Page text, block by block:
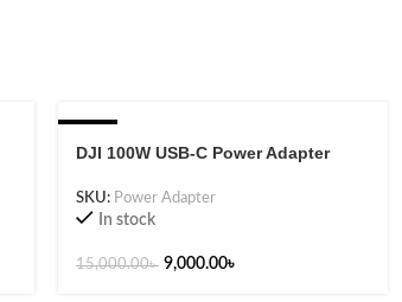
DJI 100W USB-C Power Adapter
SKU: Power Adapter
In stock
15,000.00৳ 9,000.00৳